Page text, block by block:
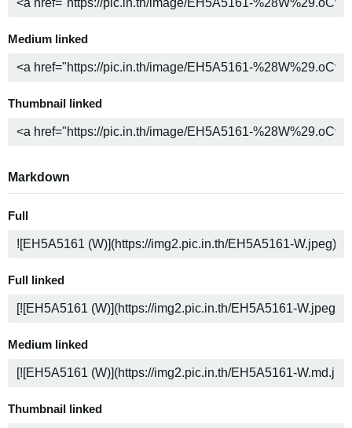
Medium linked
Thumbnail linked
Markdown
Full
Full linked
Medium linked
Thumbnail linked